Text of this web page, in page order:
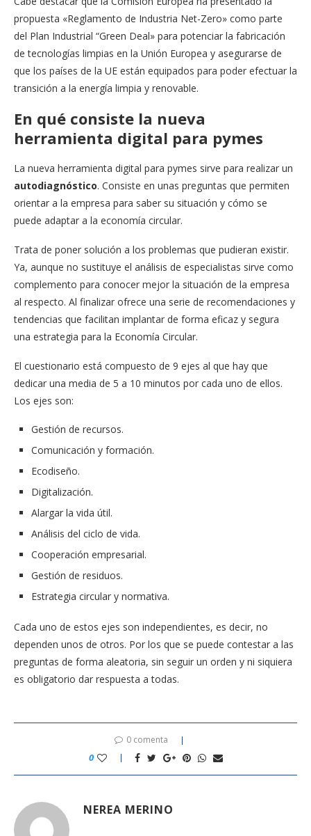
propuesta «Reglamento de Industria Net-Zero» como parte
del Plan Industrial “Green Deal» para potenciar la fabricación
de tecnologías limpias en la Unión Europea y asegurarse de
que los países de la UE están equipados para poder efectuar la
transición a la energía limpia y renovable.
En qué consiste la nueva
herramienta digital para pymes
La nueva herramienta digital para pymes sirve para realizar un
autodiagnóstico. Consiste en unas preguntas que permiten
orientar a la empresa para saber su situación y cómo se
puede adaptar a la economía circular.
Trata de poner solución a los problemas que pudieran existir.
Ya, aunque no sustituye el análisis de especialistas sirve como
complemento para conocer mejor la situación de la empresa
al respecto. Al finalizar ofrece una serie de recomendaciones y
tendencias que facilitan implantar de forma eficaz y segura
una estrategia para la Economía Circular.
El cuestionario está compuesto de 9 ejes al que hay que
dedicar una media de 5 a 10 minutos por cada uno de ellos.
Los ejes son:
Gestión de recursos.
Comunicación y formación.
Ecodiseño.
Digitalización.
Alargar la vida útil.
Análisis del ciclo de vida.
Cooperación empresarial.
Gestión de residuos.
Estrategia circular y normativa.
Cada uno de estos ejes son independientes, es decir, no
dependen unos de otros. Por los que se puede contestar a las
preguntas de forma aleatoria, sin seguir un orden y ni siquiera
es obligatorio dar respuesta a todas.
0 comenta
0
NEREA MERINO